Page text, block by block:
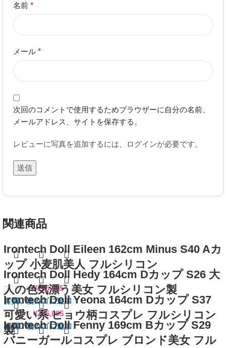
名前 *
メール *
次回のコメントで使用するためブラウザーに自分の名前、
メールアドレス、サイトを保存する。
レビューに写真を追加するには、ログインが必要です。
関連商品
Irontech Doll Eileen 162cm Minus S40 Aカ
ップ 小麦肌美人 フルシリコン
¥265,065
お買い物カゴに追加
Irontech Doll Hedy 164cm Dカップ S26 大
人の色気漂う美女 フルシリコン製
¥265,065
お買い物カゴに追加
Irontech Doll Yeona 164cm Dカップ S37
可愛い系 ヒョウ柄コスプレ フルシリコン
製
Irontech Doll Fenny 169cm Bカップ S29
バニーガールコスプレ ブロンド美女 フル